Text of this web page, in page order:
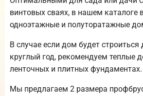
винтовых сваях, в нашем каталоге
одноэтажные и полуторатажные
В случае если дом будет
круглый год, рекомендуем теплые
ленточных и плитных фундаментах.
Мы предлагаем 2 размера